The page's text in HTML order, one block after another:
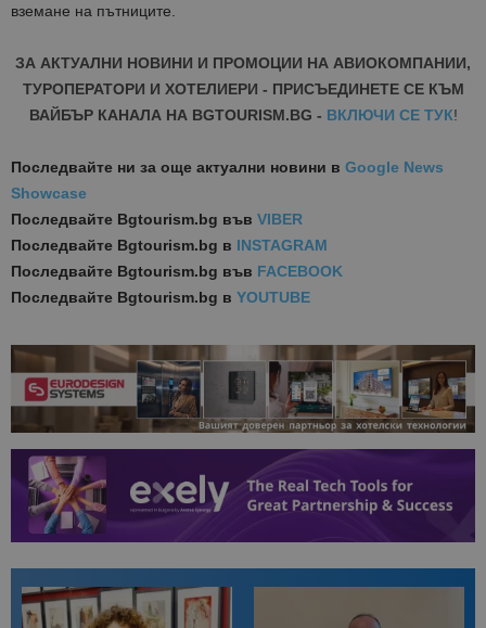
вземане на пътниците.
ЗА АКТУАЛНИ НОВИНИ И ПРОМОЦИИ НА АВИОКОМПАНИИ,
ТУРОПЕРАТОРИ И ХОТЕЛИЕРИ - ПРИСЪЕДИНЕТЕ СЕ КЪМ
ВАЙБЪР КАНАЛА НА BGTOURISM.BG - ВКЛЮЧИ СЕ ТУК!
Последвайте ни за още актуални новини в Google News
Showcase
Последвайте Bgtourism.bg във VIBER
Последвайте Bgtourism.bg в INSTAGRAM
Последвайте Bgtourism.bg във FACEBOOK
Последвайте Bgtourism.bg в YOUTUBE